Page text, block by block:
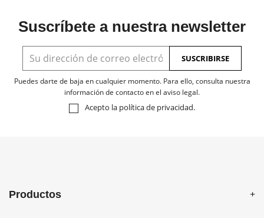
Suscríbete a nuestra newsletter
Puedes darte de baja en cualquier momento. Para ello, consulta nuestra
información de contacto en el aviso legal.
Acepto la política de privacidad.
Productos